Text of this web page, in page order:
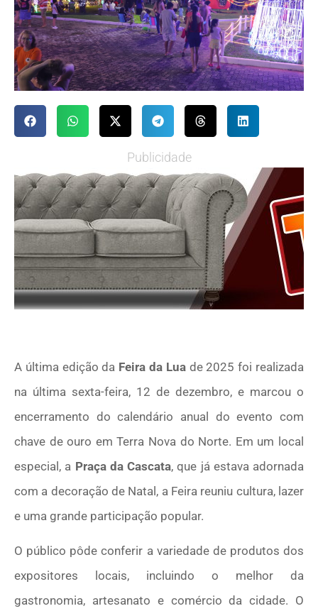
Publicidade
A última edição da Feira da Luade 2025 foi realizada
na última sexta-feira, 12 de dezembro, e marcou o
encerramento do calendário anual do evento com
chave de ouro em Terra Nova do Norte. Em um local
especial, a Praça da Cascata, que já estava adornada
com a decoração de Natal, a Feira reuniu cultura, lazer
e uma grande participação popular.
O público pôde conferir a variedade de produtos dos
expositores locais, incluindo o melhor da
gastronomia, artesanato e comércio da cidade. O